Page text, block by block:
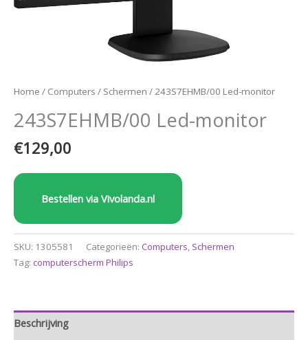
Home / Computers / Schermen / 243S7EHMB/00 Led-monitor
243S7EHMB/00 Led-monitor
€129,00
Bestellen via Vivolanda.nl
SKU: 1305581 Categorieën: Computers, Schermen
Tag: computerscherm Philips
Beschrijving